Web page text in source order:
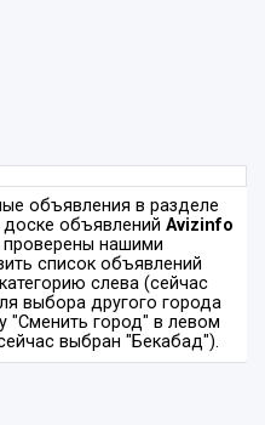
объявления в разделе
объявлений Avizinfo
нашими
список объявлений
слева (сейчас
выбора другого города
"Сменить город" в левом
выбран "Бекабад").